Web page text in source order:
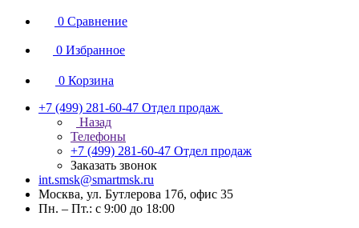
0 Сравнение
0 Избранное
0 Корзина
+7 (499) 281-60-47 Отдел продаж
Назад
Телефоны
+7 (499) 281-60-47 Отдел продаж
Заказать звонок
int.smsk@smartmsk.ru
Москва, ул. Бутлерова 17б, офис 35
Пн. – Пт.: с 9:00 до 18:00